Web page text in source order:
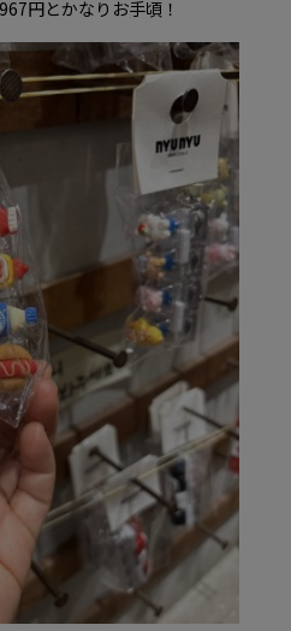
円とかなりお手頃！